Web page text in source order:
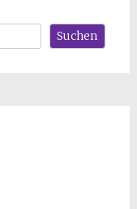
Suchen